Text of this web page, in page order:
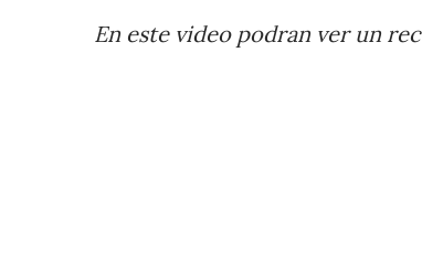
En este video podran ver un